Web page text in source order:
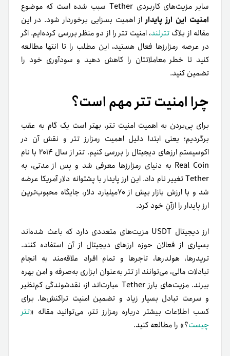
سایر مزیت‌های کاربردی Tether سبب شده‌ است که موضوع
امنیت این ارز پایدار از اهمیت بسزایی برخوردار شود. در این
مقاله از بلاگ تترلند، امنیت تتر را از دو منظر بررسی کرده‌ایم. اگر
در عرصه رمزارزها فعال هستید، این مطلب را تا انتها مطالعه
کنید تا خطر معاملاتتان را کاهش دهید و سودآوری خود را
تضمین کنید.
چرا امنیت تتر مهم است؟
برای پی‌بردن به اهمیت امنیت تتر، بهتر است یک گام به عقب
برگردیم؛ یعنی ابتدا دلیل اهمیت رمزارز تتر و نقش آن در
اکوسیستم ارزهای دیجیتال را بررسی کنیم. تتر از سال ۲۰۱۴ با نام
Real Coin به دنیای رمزارزها معرفی شد و پس از مدتی، به
Tether تغییر نام داد. این ارز پایدار با پشتوانه دلار آمریکا عرضه
شد و با ارزش بازار بیش از ۷۰میلیارد دلار، جایگاه محبوب‌ترین
ارز پایدار را ازآنِ خود کرد.
ارز دیجیتال USDT مزیت‌های متعددی دارد که باعث شده‌اند
بسیاری از فعالان حوزه ارزهای دیجیتال از آن استفاده کنند.
تریدرها، هولدرها، تاجرها و تمام افراد علاقه‌مند به انجام
تبادلات مالی، می‌توانند از تتر به‌عنوان ابزاری به‌صرفه و امن بهره
ببرند. مزیت‌های بارز Tether عبارت‌اند از: نقدشوندگی کم‌نظیر
و سرعت تبادل بسیار زیاد و تضمین امنیت تراکنش‌ها. برای
کسب اطلاعات بیشتر درباره رمزارز تتر، می‌توانید مقاله «تتر
چیست؟» را مطالعه کنید.